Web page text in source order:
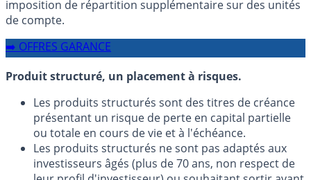
imposition de répartition supplémentaire sur des unités
de compte.
➡️ OFFRES GARANCE
Produit structuré, un placement à risques.
Les produits structurés sont des titres de créance
présentant un risque de perte en capital partielle
ou totale en cours de vie et à l'échéance.
Les produits structurés ne sont pas adaptés aux
investisseurs âgés (plus de 70 ans, non respect de